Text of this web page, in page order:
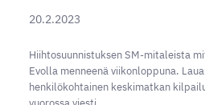
20.2.2023
Hiihtosuunnistuksen SM-mitaleista
Evolla menneenä viikonloppuna.
henkilökohtainen keskimatkan